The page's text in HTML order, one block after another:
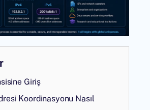
Giriş
Koordinasyonu Nasıl